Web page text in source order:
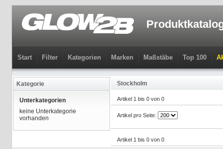
Start Filter Kategorien Marken Maßstäbe Top 100
Kategorie
Unterkategorien
keine Unterkategorie
vorhanden
Stockholm
Artikel 1 bis 0 von 0
Artikel pro Seite:
Artikel 1 bis 0 von 0